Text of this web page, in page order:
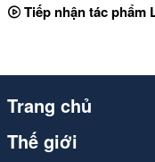
Tiếp nhận tác phẩm
Trang chủ
Thế giới